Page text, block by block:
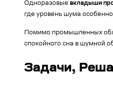
Одноразовые вкладыши
где уровень шума
Помимо промышленных
спокойного сна в шумной
Задачи,